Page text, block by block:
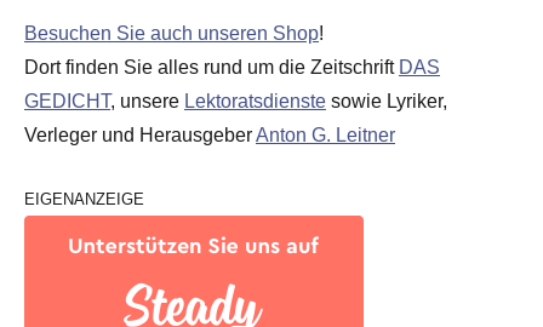
Besuchen Sie auch unseren Shop!
Dort finden Sie alles rund um die Zeitschrift DAS
GEDICHT, unsere Lektoratsdienste sowie Lyriker,
Verleger und HerausgeberAnton G. Leitner
EIGENANZEIGE